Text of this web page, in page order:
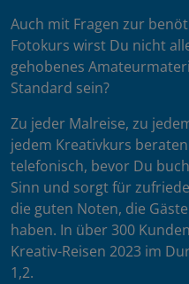
Auch mit Fragen zur
Fotokurs wirst Du nicht
gehobenes
Standard sein?
Zu jeder Malreise, zu
jedem Kreativkurs
telefonisch, bevor Du
Sinn und sorgt für
die guten Noten, die
haben. In über 300
Kreativ-Reisen 2023 im
1,2.